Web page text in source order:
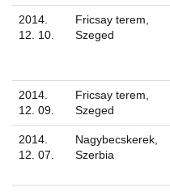
2014.
12. 10.
Fricsay terem,
Szeged
2014.
12. 09.
Fricsay terem,
Szeged
2014.
12. 07.
Nagybecskerek,
Szerbia